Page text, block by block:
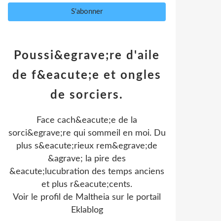
Poussi&egrave;re d'aile
de f&eacute;e et ongles
de sorciers.
Face cach&eacute;e de la
sorci&egrave;re qui sommeil en moi. Du
plus s&eacute;rieux rem&egrave;de
&agrave; la pire des
&eacute;lucubration des temps anciens
et plus r&eacute;cents.
Voir le profil de Maltheia sur le portail
Eklablog